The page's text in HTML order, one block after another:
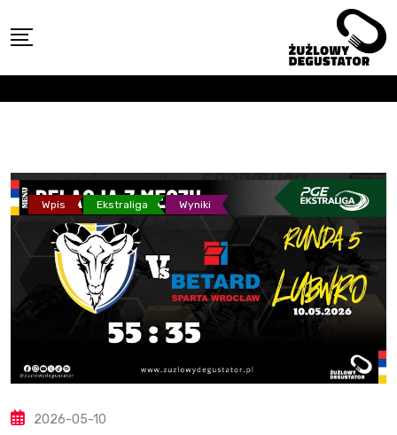
to
Wpis Ekstraliga Wyniki
2026-05-10